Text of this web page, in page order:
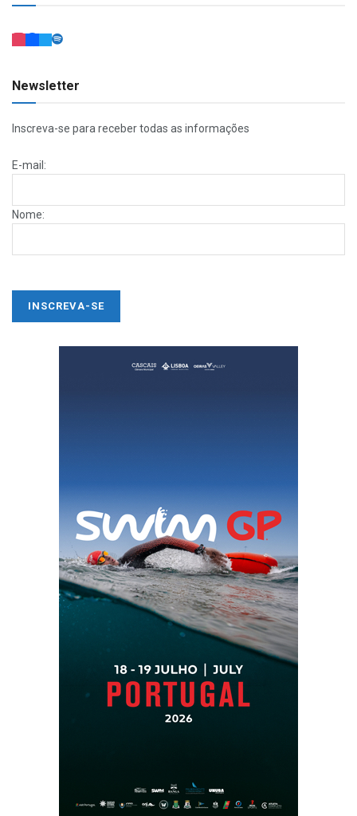
Newsletter
Inscreva-se para receber todas as informações
E-mail:
Nome: